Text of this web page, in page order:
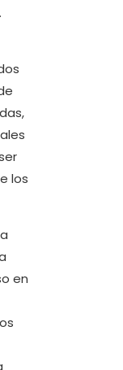
los
en